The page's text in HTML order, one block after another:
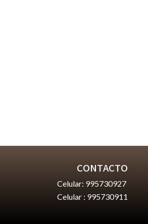
CONTACTO
Celular: 995730927
Celular : 995730911